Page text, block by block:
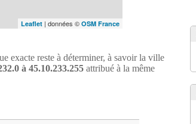
Leaflet | données © OSM France
exacte reste à déterminer, à savoir la ville
à 45.10.233.255 attribué à la même